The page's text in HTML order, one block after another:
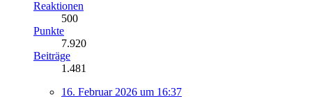
Reaktionen
500
Punkte
7.920
Beiträge
1.481
16. Februar 2026 um 16:37